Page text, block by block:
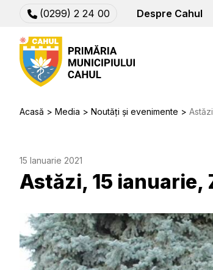
(0299) 2 24 00 Despre Cahul
Acasă Media Noutăți și evenimente
15 Ianuarie 2021
Astăzi, 15 ianuarie,